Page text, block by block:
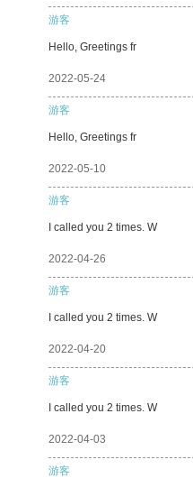
游客
Hello, Greetings fr
2022-05-24
游客
Hello, Greetings fr
2022-05-10
游客
I called you 2 times. W
2022-04-26
游客
I called you 2 times. W
2022-04-20
游客
I called you 2 times. W
2022-04-03
游客